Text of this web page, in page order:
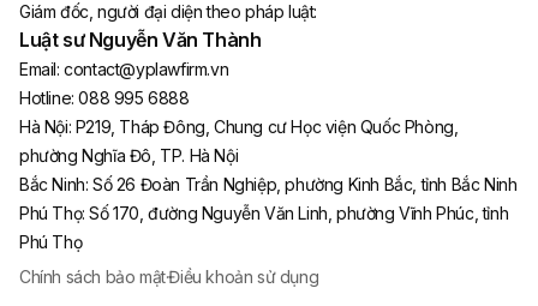
Giám đốc, người đại diện theo pháp luật:
Luật sư Nguyễn Văn Thành
Email: contact@yplawfirm.vn
Hotline: 088 995 6888
Hà Nội: P219, Tháp Đông, Chung cư Học viện Quốc Phòng,
phường Nghĩa Đô, TP. Hà Nội
Bắc Ninh:Số 26 Đoàn Trần Nghiệp, phường Kinh Bắc, tỉnh Bắc Ninh
Phú Thọ:Số 170, đường Nguyễn Văn Linh, phường Vĩnh Phúc, tỉnh
Phú Thọ
Chính sách bảo mật·Điều khoản sử dụng